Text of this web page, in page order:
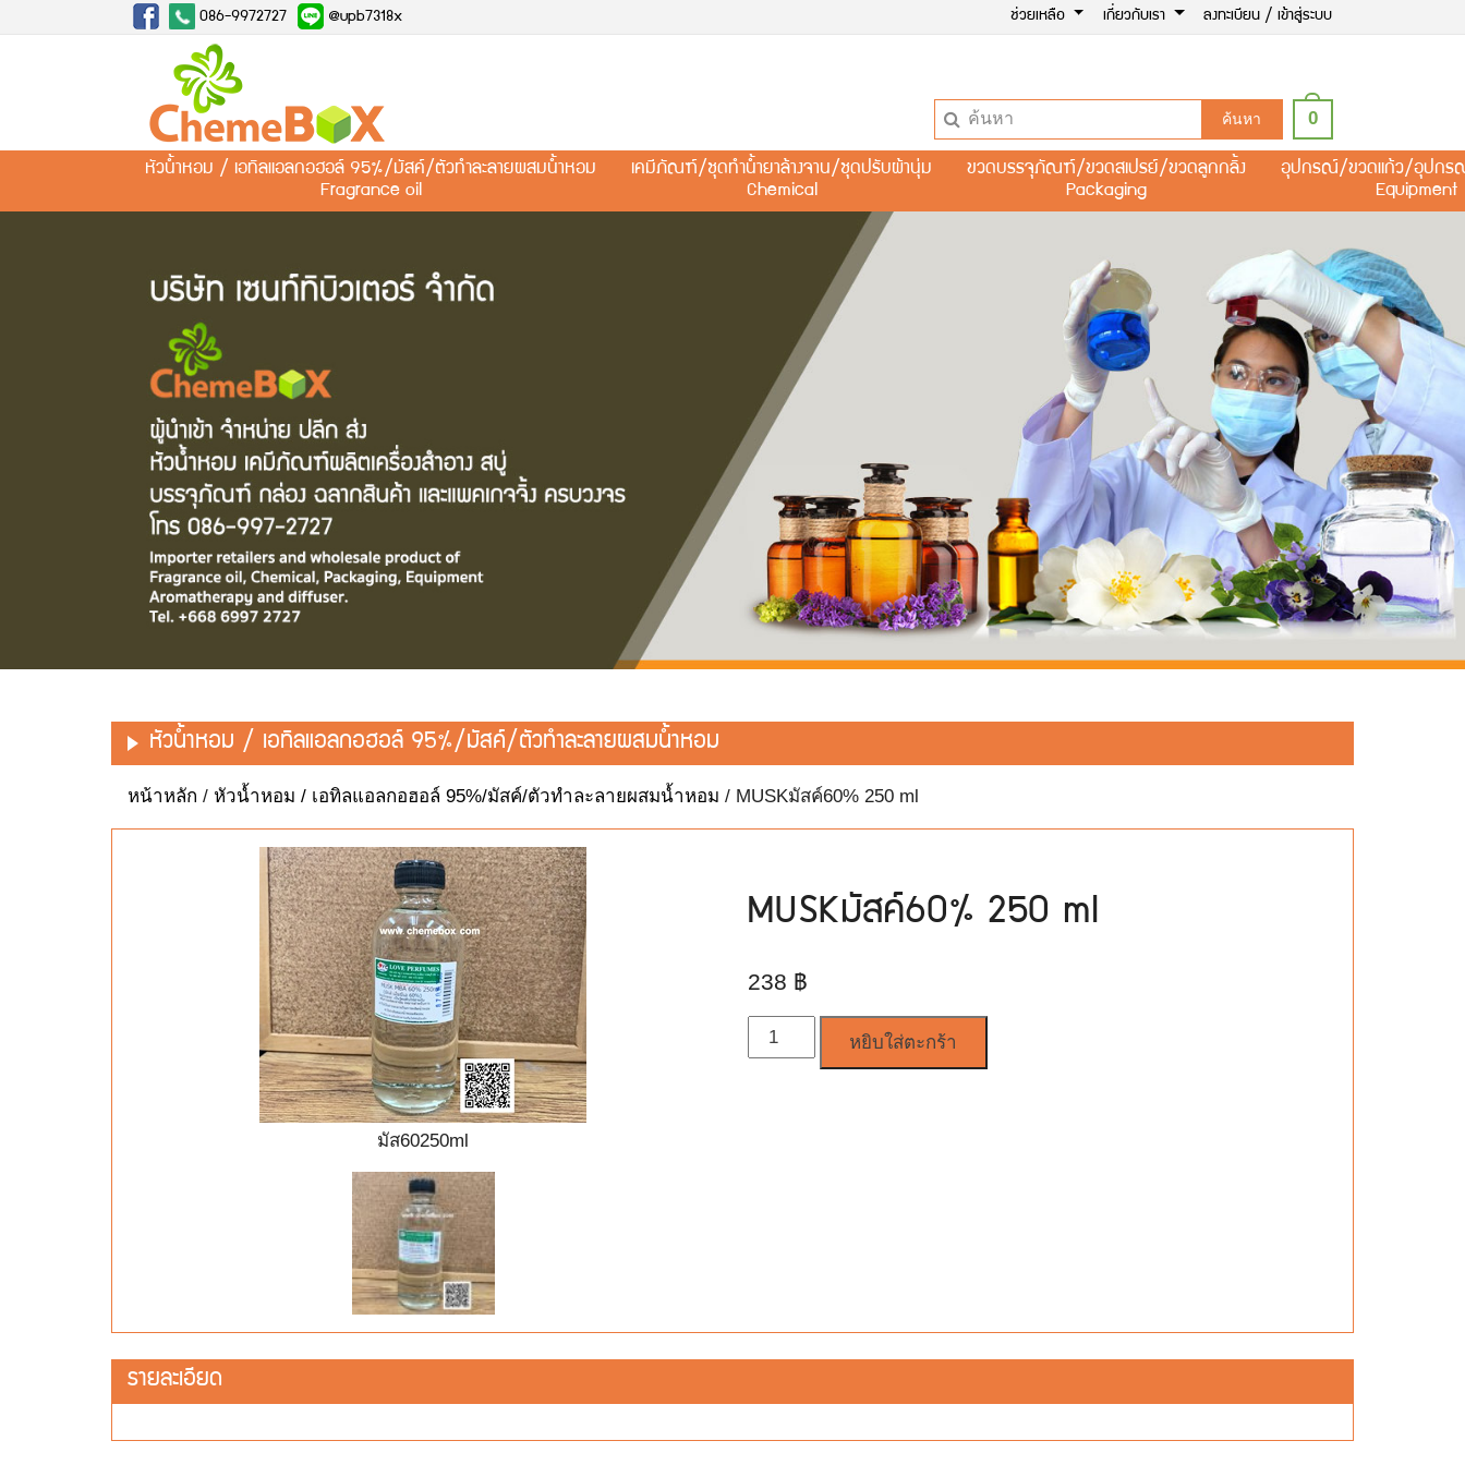
086-9972727 @upb7318x ช่วยเหลือ เกี่ยวกับเรา ลงทะเบียน / เข้าสู่ระบบ
ค้นหา 0
หัวน้ำหอม / เอทิลแอลกอฮอล์ 95%/มัสค์/ตัวทำละลายผสมน้ำหอม
Fragrance oil
เคมีภัณฑ์/ชุดทำน้ำยาล้างจาน/ชุดปรับผ้านุ่ม
Chemical
ขวดบรรจุภัณฑ์/ขวดสเปรย์/ขวดลูกกลิ้ง
Packaging
อุปกรณ์/ขวดแก้ว/อุปกร
Equipment
หัวน้ำหอม / เอทิลแอลกอฮอล์ 95%/มัสค์/ตัวทำละลายผสมน้ำหอม
หน้าหลัก / หัวน้ำหอม / เอทิลแอลกอฮอล์ 95%/มัสค์/ตัวทำละลายผสมน้ำหอม / MUSKมัสค์60% 250 ml
มัส60250ml
MUSKมัสค์60% 250 ml
238 ฿
จำนวน
หยิบใส่ตะกร้า
รายละเอียด